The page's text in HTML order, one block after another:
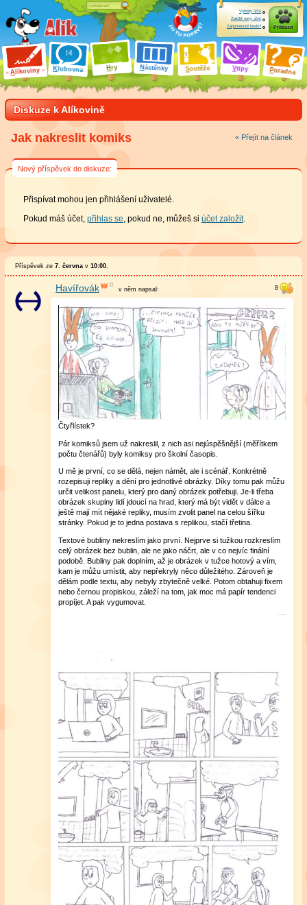
Alíkoviny Klubovna Hry Nástěnky Soutěže Vtipy Poradna
Výhody účtu
Založit nový účet
Zapomenuté heslo?
Přihlásit
Diskuze k Alíkovině
« Přejít na článek
Jak nakreslit komiks
Nový příspěvek do diskuze:
Přispívat mohou jen přihlášení uživatelé.
Pokud máš účet, přihlas se, pokud ne, můžeš si účet založit.
Příspěvek ze 7. červnav 10:00.
Havířovák v němnapsal:
Čtyřlístek?
Pár komiksů jsem už nakreslil, z nich asi nejúspěšnější (měřítkem
počtu čtenářů) byly komiksy pro školní časopis.
U mě je první, co se dělá, nejen námět, ale i scénář. Konkrétně
rozepisuji repliky a dění pro jednotlivé obrázky. Díky tomu pak můžu
určit velikost panelu, který pro daný obrázek potřebuji. Je-li třeba
obrázek skupiny lidí jdoucí na hrad, který má být vidět v dálce a
ještě mají mít nějaké repliky, musím zvolit panel na celou šířku
stránky. Pokud je to jedna postava s replikou, stačí třetina.
Textové bubliny nekreslím jako první. Nejprve si tužkou rozkreslím
celý obrázek bez bublin, ale ne jako náčrt, ale v co nejvíc finální
podobě. Bubliny pak doplním, až je obrázek v tužce hotový a vím,
kam je můžu umístit, aby nepřekryly něco důležitého. Zároveň je
dělám podle textu, aby nebyly zbytečně velké. Potom obtahuji fixem
nebo černou propiskou, záleží na tom, jak moc má papír tendenci
propíjet. A pak vygumovat.